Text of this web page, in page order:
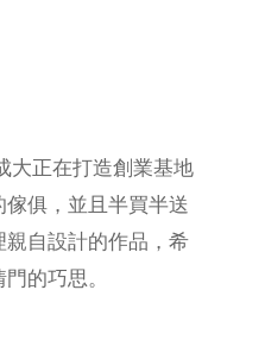
大正在打造創業基地
俱，並且半買半送
自設計的作品，希
的巧思。